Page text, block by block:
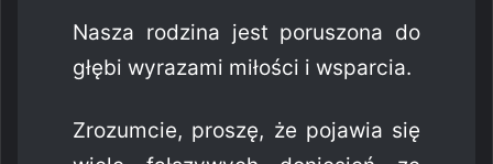
Nasza rodzina jest poruszona do
głębi wyrazami miłości i wsparcia.
Zrozumcie, proszę, że pojawia się